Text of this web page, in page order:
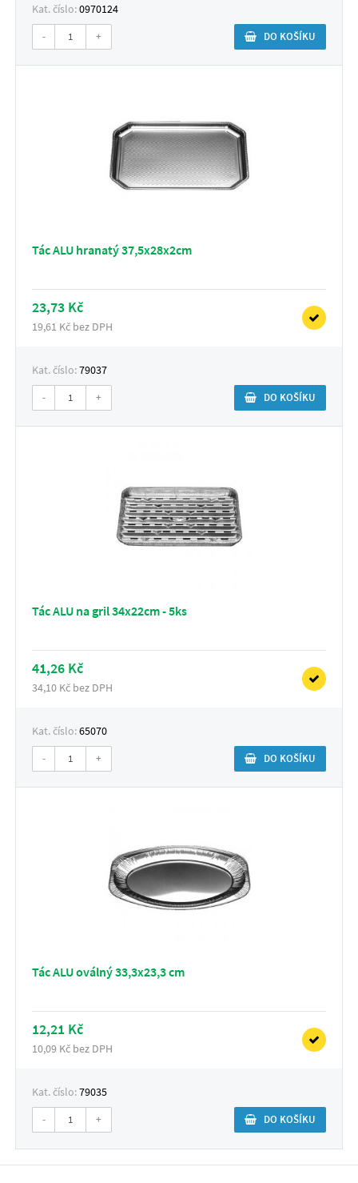
Kat. číslo:0970124
- + DO KOŠÍKU
Tác ALU hranatý 37,5x28x2cm
23,73 Kč
19,61 Kč bez DPH
Kat. číslo:79037
- + DO KOŠÍKU
Tác ALU na gril 34x22cm - 5ks
41,26 Kč
34,10 Kč bez DPH
Kat. číslo:65070
- + DO KOŠÍKU
Tác ALU oválný 33,3x23,3 cm
12,21 Kč
10,09 Kč bez DPH
Kat. číslo:79035
- + DO KOŠÍKU